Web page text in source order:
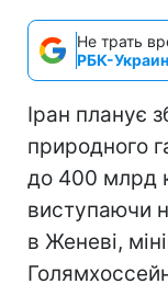
Не трать
РБК-
Іран планує
природного
до 400 млрд
виступаючи
в Женеві,